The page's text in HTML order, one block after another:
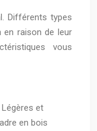
Différents types
en raison de leur
vous
Légères et
en bois